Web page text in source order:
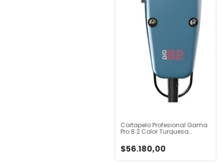
Cortapelo Profesional Gama
Pro 8.2 Color Turquesa
$56.180,00